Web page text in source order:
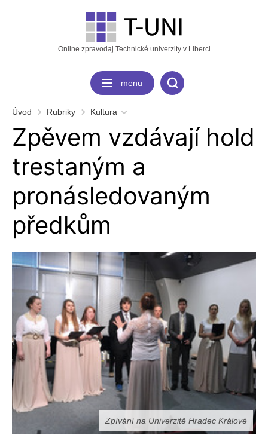
Online zpravodaj Technické univerzity v Liberci
menu
Úvod Rubriky Kultura
Zpěvem vzdávají hold
trestaným a
pronásledovaným
předkům
Zpívání na Univerzitě Hradec Králové